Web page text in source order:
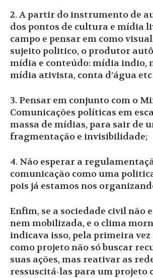
2. A partir do instrumento de
dos pontos de cultura e mídia
campo e pensar em como
sujeito politico, o produtor
mídia e conteúdo: mídia indio,
mídia ativista, conta d’água
3. Pensar em conjunto com o
Comunicações políticas em
massa de mídias, para sair de
fragmentação e invisibilidade;
4. Não esperar a
comunicação como uma
pois já estamos nos
Enfim, se a sociedade civil não
nem mobilizada, e o clima
indicava isso, pela primeira
como projeto não só buscar
suas ações, mas reativar as
ressuscitá-las para um projeto